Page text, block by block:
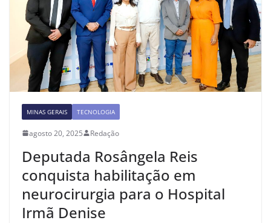
MINAS GERAIS TECNOLOGIA
agosto 20, 2025 Redação
Deputada Rosângela Reis
conquista habilitação em
neurocirurgia para o Hospital
Irmã Denise